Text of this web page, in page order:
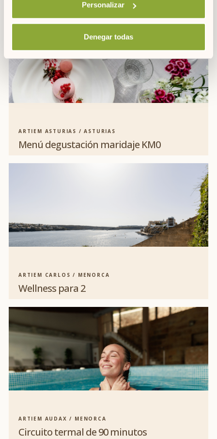
Personalizar
Denegar todas
ARTIEM ASTURIAS / ASTURIAS
Menú degustación maridaje KM0
ARTIEM CARLOS / MENORCA
Wellness para 2
ARTIEM AUDAX / MENORCA
Circuito termal de 90 minutos